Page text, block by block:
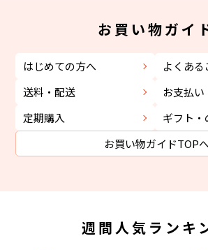
お買い物ガイ
はじめての方へ
よくある
送料・配送
お支払
定期購入
ギフト・
お買い物ガイドTOPへ
週間人気ランキ